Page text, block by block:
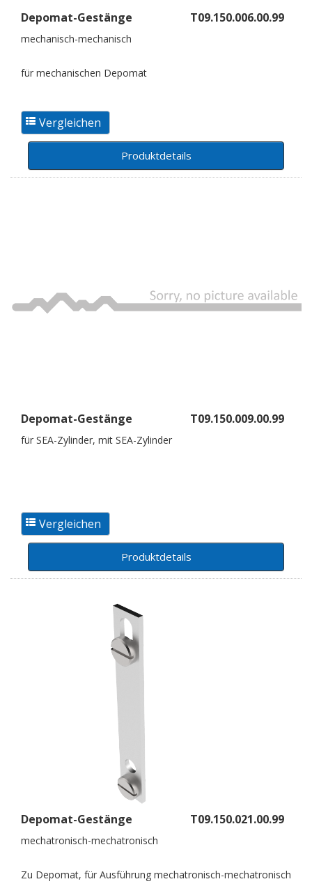
Depomat-Gestänge T09.150.006.00.99
mechanisch-mechanisch
für mechanischen Depomat
Produktdetails
Depomat-Gestänge T09.150.009.00.99
für SEA-Zylinder, mit SEA-Zylinder
Produktdetails
Depomat-Gestänge T09.150.021.00.99
mechatronisch-mechatronisch
Zu Depomat, für Ausführung mechatronisch-mechatronisch